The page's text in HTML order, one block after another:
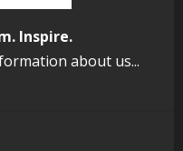
Inspire.
about us...